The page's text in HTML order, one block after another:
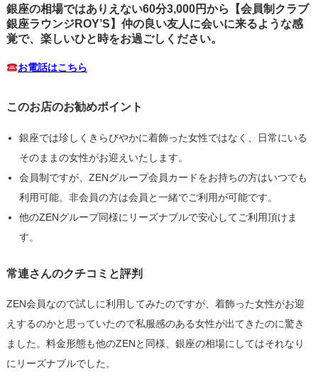
銀座の相場ではありえない60分3,000円から【会員制クラブ
銀座ラウンジROY’S】仲の良い友人に会いに来るような感
覚で、楽しいひと時をお過ごしください。
お電話はこちら
このお店のお勧めポイント
銀座では珍しくきらびやかに着飾った女性ではなく、日常にいる
そのままの女性がお迎えいたします。
会員制ですが、ZENグループ会員カードをお持ちの方はいつでも
利用可能。非会員の方は会員と一緒でご利用が可能です。
他のZENグループ同様にリーズナブルで安心してご利用頂けま
す。
常連さんのクチコミと評判
ZEN会員なので試しに利用してみたのですが、着飾った女性がお迎
えするのかと思っていたので私服感のある女性が出てきたのに驚き
ました。料金形態も他のZENと同様、銀座の相場にしてはそれなり
にリーズナブルでした。